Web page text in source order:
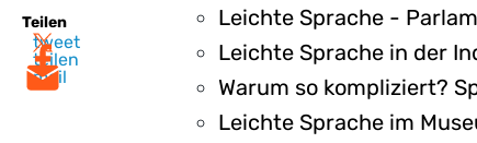
Teilen
tweet
teilen
mail
Leichte Sprache -
Leichte Sprache in der
Warum so kompliziert?
Leichte Sprache im